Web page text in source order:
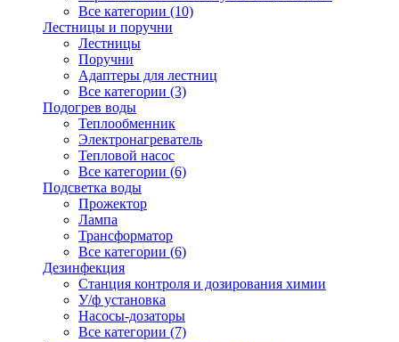
Все категории (10)
Лестницы и поручни
Лестницы
Поручни
Адаптеры для лестниц
Все категории (3)
Подогрев воды
Теплообменник
Электронагреватель
Тепловой насос
Все категории (6)
Подсветка воды
Прожектор
Лампа
Трансформатор
Все категории (6)
Дезинфекция
Станция контроля и дозирования химии
У/ф установка
Насосы-дозаторы
Все категории (7)